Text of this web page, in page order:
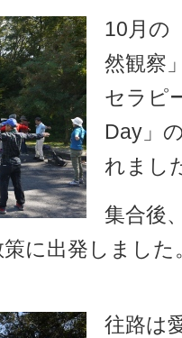
10月の
然観察
セラピ
Day」
れまし
集合後
に出発しました
往路は